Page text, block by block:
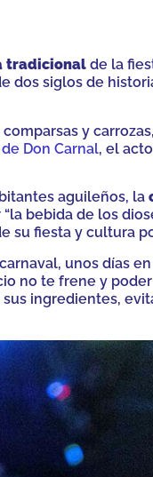
tradicionalde la
dos siglos de
y
Don Carnal, el
aguileños, la
bebida de los
su fiesta y cultura
unos días
no te frene y
ingredientes,